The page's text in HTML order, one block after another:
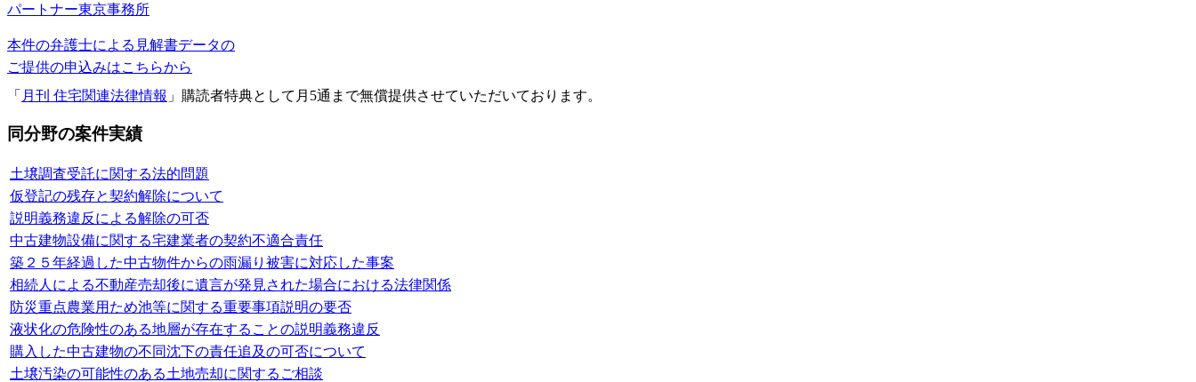
パートナー東京事務所
本件の弁護士による見解書データの
ご提供の申込みはこちらから
「 月刊 住宅関連法律情報 」購読者特典として月5通まで無償提供させていただいております。
同分野の案件実績
土壌調査受託に関する法的問題
仮登記の残存と契約解除について
説明義務違反による解除の可否
中古建物設備に関する宅建業者の契約不適合責任
築２５年経過した中古物件からの雨漏り被害に対応した事案
相続人による不動産売却後に遺言が発見された場合における法律関係
防災重点農業用ため池等に関する重要事項説明の要否
液状化の危険性のある地層が存在することの説明義務違反
購入した中古建物の不同沈下の責任追及の可否について
土壌汚染の可能性のある土地売却に関するご相談